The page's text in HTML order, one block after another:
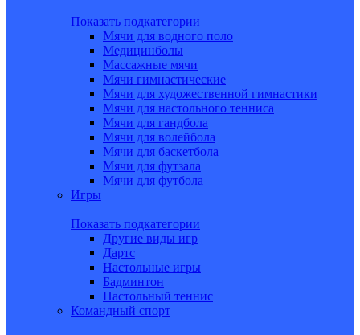
Показать подкатегории
Мячи для водного поло
Медицинболы
Массажные мячи
Мячи гимнастические
Мячи для художественной гимнастики
Мячи для настольного тенниса
Мячи для гандбола
Мячи для волейбола
Мячи для баскетбола
Мячи для футзала
Мячи для футбола
Игры
Показать подкатегории
Другие виды игр
Дартс
Настольные игры
Бадминтон
Настольный теннис
Командный спорт